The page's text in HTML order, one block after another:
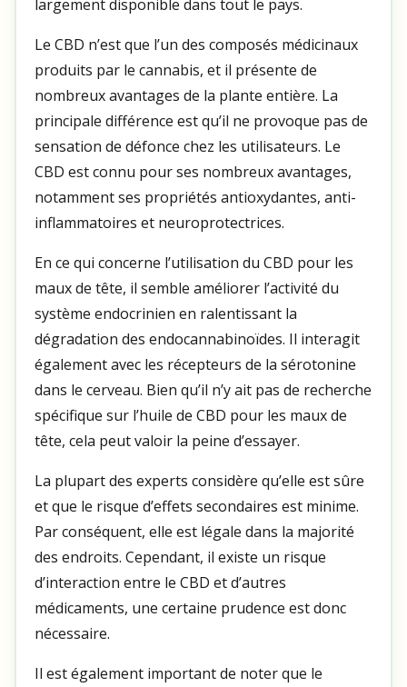
largement disponible dans tout le pays.
Le CBD n’est que l’un des composés médicinaux
produits par le cannabis, et il présente de
nombreux avantages de la plante entière. La
principale différence est qu’il ne provoque pas de
sensation de défonce chez les utilisateurs. Le
CBD est connu pour ses nombreux avantages,
notamment ses propriétés antioxydantes, anti-
inflammatoires et neuroprotectrices.
En ce qui concerne l’utilisation du CBD pour les
maux de tête, il semble améliorer l’activité du
système endocrinien en ralentissant la
dégradation des endocannabinoïdes. Il interagit
également avec les récepteurs de la sérotonine
dans le cerveau. Bien qu’il n’y ait pas de recherche
spécifique sur l’huile de CBD pour les maux de
tête, cela peut valoir la peine d’essayer.
La plupart des experts considère qu’elle est sûre
et que le risque d’effets secondaires est minime.
Par conséquent, elle est légale dans la majorité
des endroits. Cependant, il existe un risque
d’interaction entre le CBD et d’autres
médicaments, une certaine prudence est donc
nécessaire.
Il est également important de noter que le